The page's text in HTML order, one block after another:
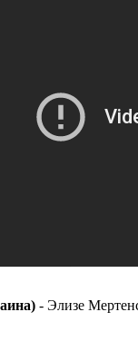
- Элизе